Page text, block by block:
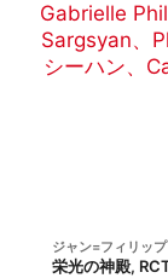
Gabrielle
Sargsyan、
シーハン、
ィルハーモ
ジャン=フィリッ
栄光の神殿,